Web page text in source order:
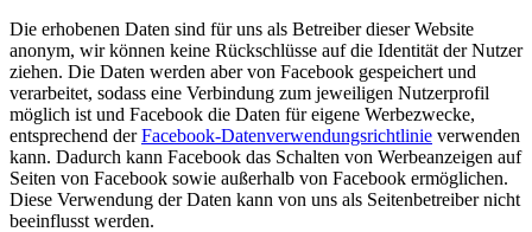
Die erhobenen Daten sind für uns als Betreiber dieser Website
anonym, wir können keine Rückschlüsse auf die Identität der Nutzer
ziehen. Die Daten werden aber von Facebook gespeichert und
verarbeitet, sodass eine Verbindung zum jeweiligen Nutzerprofil
möglich ist und Facebook die Daten für eigene Werbezwecke,
entsprechend derFacebook-Datenverwendungsrichtlinie verwenden
kann. Dadurch kann Facebook das Schalten von Werbeanzeigen auf
Seiten von Facebook sowie außerhalb von Facebook ermöglichen.
Diese Verwendung der Daten kann von uns als Seitenbetreiber nicht
beeinflusst werden.